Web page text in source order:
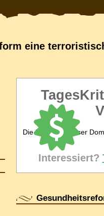
eine
Die Inhaberin dieser
Interessiert?